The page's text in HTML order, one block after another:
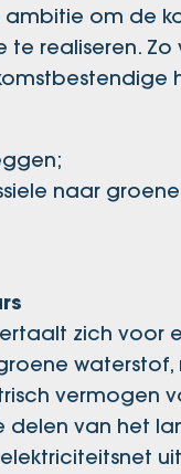
om de
realiseren.
naar
zich voor
vermogen
van het
uit